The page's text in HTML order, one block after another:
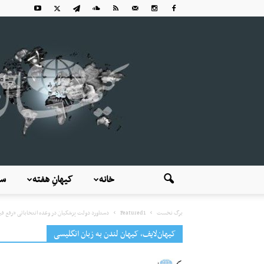
کیهانِ هفته خانه
برگ نخست Featured1 دستاورد دولت پزشکیان در وعده انتخاباتی
کیهان‌لایف، کیهان لندن به زبان انگلیسی